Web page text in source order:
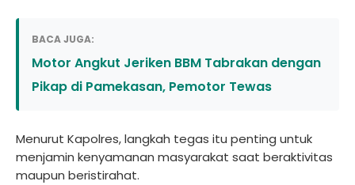
BACA JUGA:
Motor Angkut Jeriken BBM Tabrakan dengan
Pikap di Pamekasan, Pemotor Tewas
Menurut Kapolres, langkah tegas itu penting untuk
menjamin kenyamanan masyarakat saat beraktivitas
maupun beristirahat.